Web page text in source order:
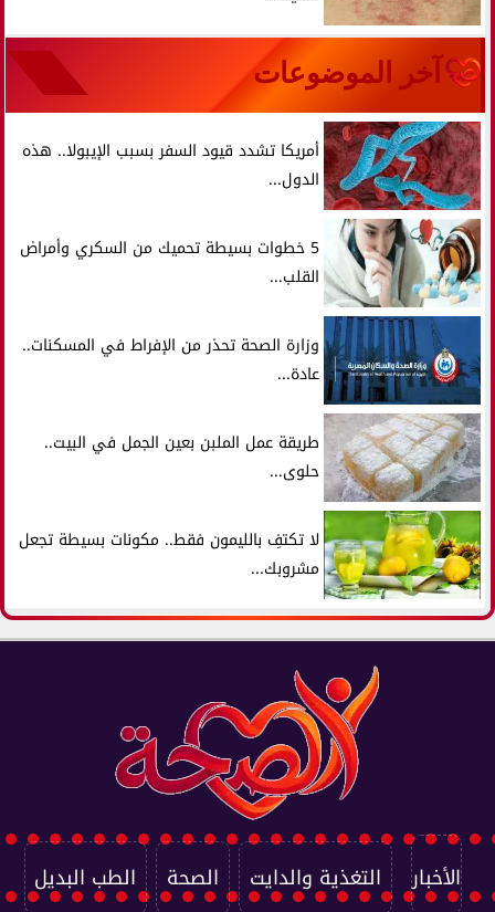
آخر الموضوعات
أمريكا تشدد قيود السفر بسبب الإيبولا.. هذه
الدول...
5 خطوات بسيطة تحميك من السكري وأمراض
القلب...
وزارة الصحة تحذر من الإفراط في المسكنات..
عادة...
طريقة عمل الملبن بعين الجمل في البيت..
حلوى...
لا تكتفِ بالليمون فقط.. مكونات بسيطة تجعل
مشروبك...
الأخبار التغذية والدايت الصحة الطب البديل